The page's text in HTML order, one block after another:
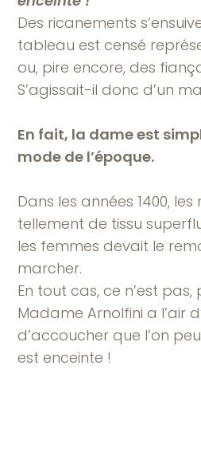
Des ricanements
tableau est censé
ou, pire encore, des
S’agissait-il donc d’un
En fait, la dame est
mode de l’époque.
Dans les années 1400,
tellement de tissu
les femmes devait le
marcher.
En tout cas, ce n’est
Madame Arnolfini a l’air
d’accoucher que l’on
est enceinte !